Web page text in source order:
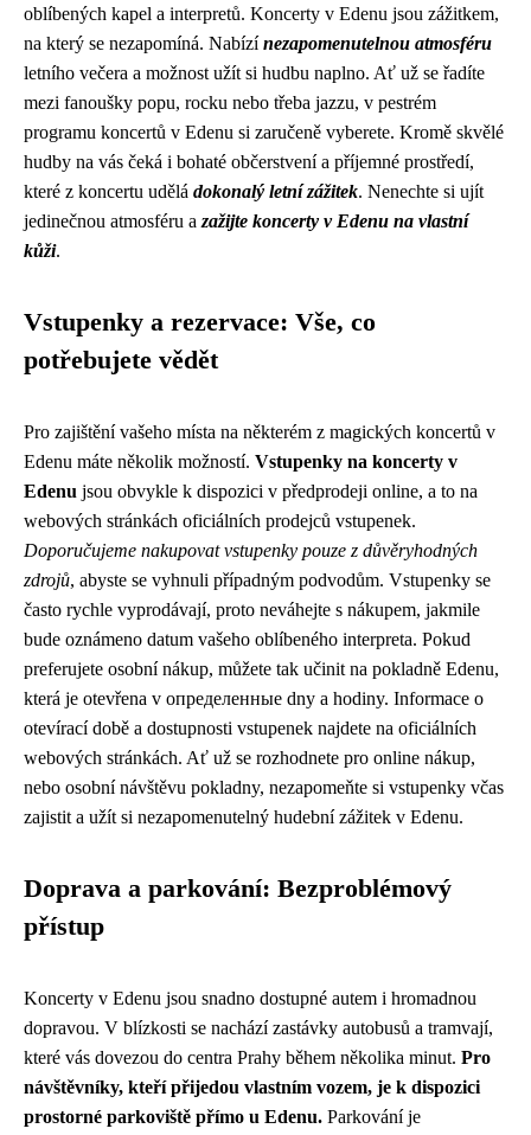
oblíbených kapel a interpretů. Koncerty v Edenu jsou zážitkem,
na který se nezapomíná. Nabízínezapomenutelnou atmosféru
letního večera a možnost užít si hudbu naplno. Ať už se řadíte
mezi fanoušky popu, rocku nebo třeba jazzu, v pestrém
programu koncertů v Edenu si zaručeně vyberete. Kromě skvělé
hudby na vás čeká i bohaté občerstvení a příjemné prostředí,
které z koncertu udělá dokonalý letní zážitek. Nenechte si ujít
jedinečnou atmosféru a zažijte koncerty v Edenu na vlastní
kůži.
Vstupenky a rezervace: Vše, co
potřebujete vědět
Pro zajištění vašeho místa na některém z magických koncertů v
Edenu máte několik možností. Vstupenky na koncerty v
Edenu jsou obvykle k dispozici v předprodeji online, a to na
webových stránkách oficiálních prodejců vstupenek.
Doporučujeme nakupovat vstupenky pouze z důvěryhodných
zdrojů, abyste se vyhnuli případným podvodům. Vstupenky se
často rychle vyprodávají, proto neváhejte s nákupem, jakmile
bude oznámeno datum vašeho oblíbeného interpreta. Pokud
preferujete osobní nákup, můžete tak učinit na pokladně Edenu,
která je otevřena v определенные dny a hodiny. Informace o
otevírací době a dostupnosti vstupenek najdete na oficiálních
webových stránkách. Ať už se rozhodnete pro online nákup,
nebo osobní návštěvu pokladny, nezapomeňte si vstupenky včas
zajistit a užít si nezapomenutelný hudební zážitek v Edenu.
Doprava a parkování: Bezproblémový
přístup
Koncerty v Edenu jsou snadno dostupné autem i hromadnou
dopravou. V blízkosti se nachází zastávky autobusů a tramvají,
které vás dovezou do centra Prahy během několika minut. Pro
návštěvníky, kteří přijedou vlastním vozem, je k dispozici
prostorné parkoviště přímo u Edenu. Parkování je